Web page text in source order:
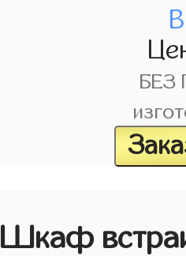
БЕЗ
Шкаф